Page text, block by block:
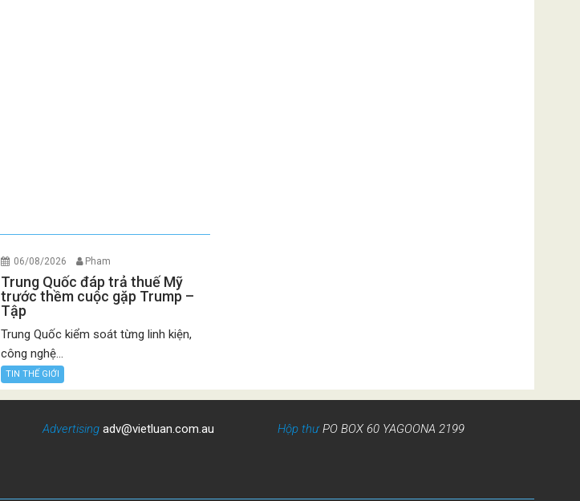
06/08/2026 Pham
Trung Quốc đáp trả thuế Mỹ
trước thềm cuộc gặp Trump –
Tập
Trung Quốc kiểm soát từng linh kiện,
công nghệ...
TIN THẾ GIỚI
Advertising adv@vietluan.com.au Hộp thưPO BOX 60 YAGOONA 2199